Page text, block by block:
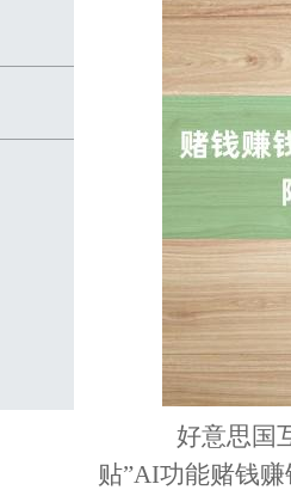
好意思国互
贴”AI功能赌钱